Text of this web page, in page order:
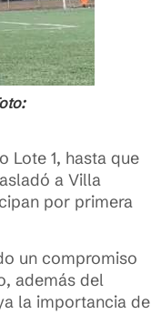
Lote 1, hasta que
a Villa
por primera
un compromiso
además del
la importancia de